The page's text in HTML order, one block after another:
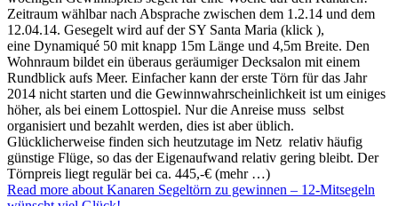
Zeitraum wählbar nach Absprache zwischen dem 1.2.14 und dem
12.04.14. Gesegelt wird auf der SY Santa Maria (klick ),
eine Dynamiqué 50 mit knapp 15m Länge und 4,5m Breite. Den
Wohnraum bildet ein überaus geräumiger Decksalon mit einem
Rundblick aufs Meer. Einfacher kann der erste Törn für das Jahr
2014 nicht starten und die Gewinnwahrscheinlichkeit ist um einiges
höher, als bei einem Lottospiel. Nur die Anreise muss selbst
organisiert und bezahlt werden, dies ist aber üblich.
Glücklicherweise finden sich heutzutage im Netz relativ häufig
günstige Flüge, so das der Eigenaufwand relativ gering bleibt. Der
Törnpreis liegt regulär bei ca. 445,-€ (mehr …)
Read more about Kanaren Segeltörn zu gewinnen – 12-Mitsegeln